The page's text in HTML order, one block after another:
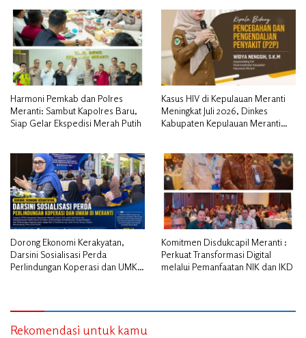
Harmoni Pemkab dan Polres
Meranti: Sambut Kapolres Baru,
Siap Gelar Ekspedisi Merah Putih
Kasus HIV di Kepulauan Meranti
Meningkat Juli 2026, Dinkes
Kabupaten Kepulauan Meranti
Dorong Ekonomi Kerakyatan,
Darsini Sosialisasi Perda
Perlindungan Koperasi dan UMKM
Komitmen Disdukcapil Meranti :
Perkuat Transformasi Digital
melalui Pemanfaatan NIK dan IKD
Rekomendasi untuk kamu